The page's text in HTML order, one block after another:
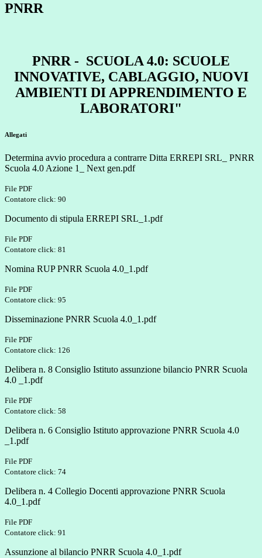
PNRR
PNRR - SCUOLA 4.0: SCUOLE
INNOVATIVE, CABLAGGIO, NUOVI
AMBIENTI DI APPRENDIMENTO E
LABORATORI"
Allegati
Determina avvio procedura a contrarre Ditta ERREPI SRL_ PNRR
Scuola 4.0 Azione 1_ Next gen.pdf
File PDF
Contatore click: 90
Documento di stipula ERREPI SRL_1.pdf
File PDF
Contatore click: 81
Nomina RUP PNRR Scuola 4.0_1.pdf
File PDF
Contatore click: 95
Disseminazione PNRR Scuola 4.0_1.pdf
File PDF
Contatore click: 126
Delibera n. 8 Consiglio Istituto assunzione bilancio PNRR Scuola
4.0 _1.pdf
File PDF
Contatore click: 58
Delibera n. 6 Consiglio Istituto approvazione PNRR Scuola 4.0
_1.pdf
File PDF
Contatore click: 74
Delibera n. 4 Collegio Docenti approvazione PNRR Scuola
4.0_1.pdf
File PDF
Contatore click: 91
Assunzione al bilancio PNRR Scuola 4.0_1.pdf